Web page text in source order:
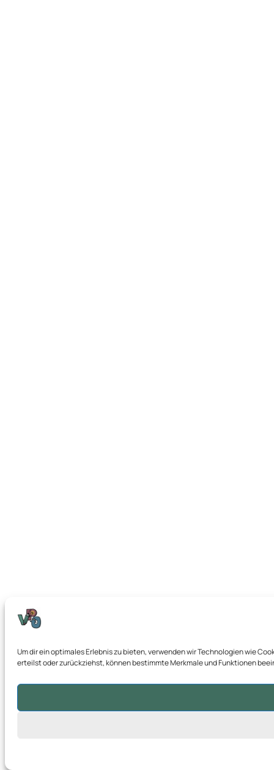
Um dir ein optimales Erlebnis zu bieten, verwenden wir Technologien wie
erteilst oder zurückziehst, können bestimmte Merkmale und Funktionen